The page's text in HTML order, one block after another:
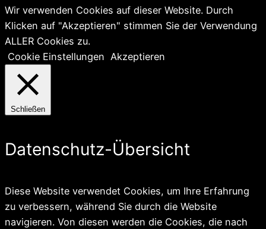
Wir verwenden Cookies auf dieser Website. Durch
Klicken auf "Akzeptieren" stimmen Sie der Verwendung
ALLER Cookies zu.
Cookie Einstellungen Akzeptieren
Schließen
Datenschutz-Übersicht
Diese Website verwendet Cookies, um Ihre Erfahrung
zu verbessern, während Sie durch die Website
navigieren. Von diesen werden die Cookies, die nach